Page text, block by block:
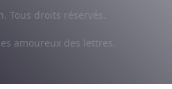
Tous droits réservés.
amoureux des lettres.